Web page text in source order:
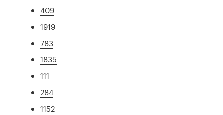
409
1919
783
1835
111
284
1152